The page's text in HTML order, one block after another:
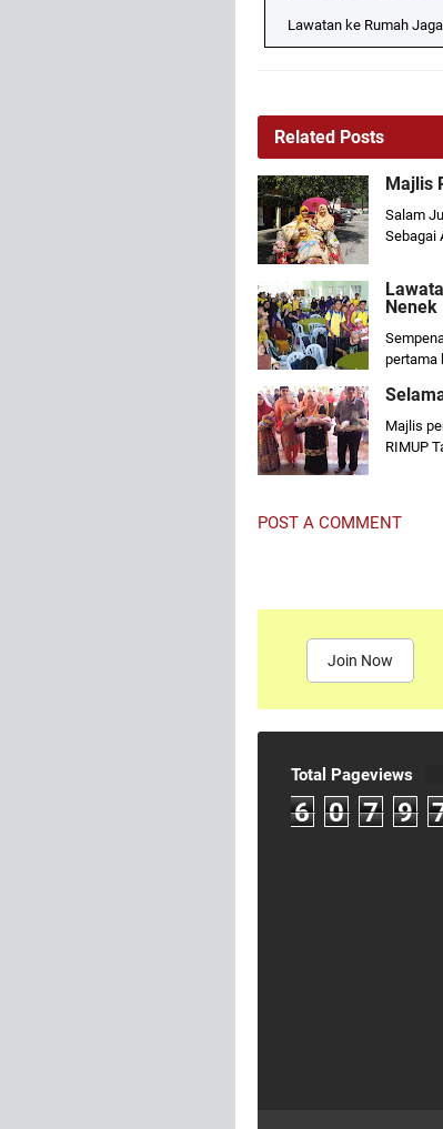
Lawatan ke Rumah
Related Posts
Majlis
Salam
Sebagai
Nenek
pertama
Majlis
RIMUP
POST A COMMENT
Join Now
Total Pageviews
6 0 7 9